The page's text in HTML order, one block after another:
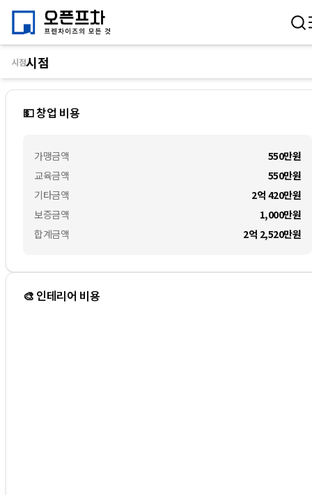
시점시점
💵 창업 비용
가맹금액
교육금액
기타금액
보증금액
합계금액
550만원
550만원
2억 420만원
1,000만원
2억 2,520만원
🎨 인테리어 비용